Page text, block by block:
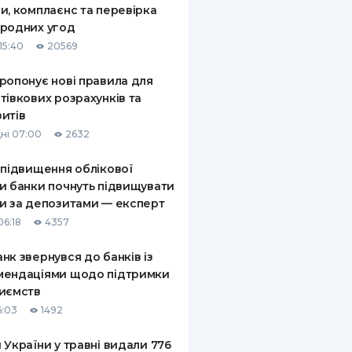
ПО
КОМПАНІЇ
ПРО СТРАХОВІ
І ОПЛАТА
комплаєнс та перевірка
угод
20569
нові правила для
розрахунків та
07:00 2632
облікової
банки почнуть підвищувати
за депозитами — експерт
4357
звернувся до банків із
щодо підтримки
1492
України у травні видали 776